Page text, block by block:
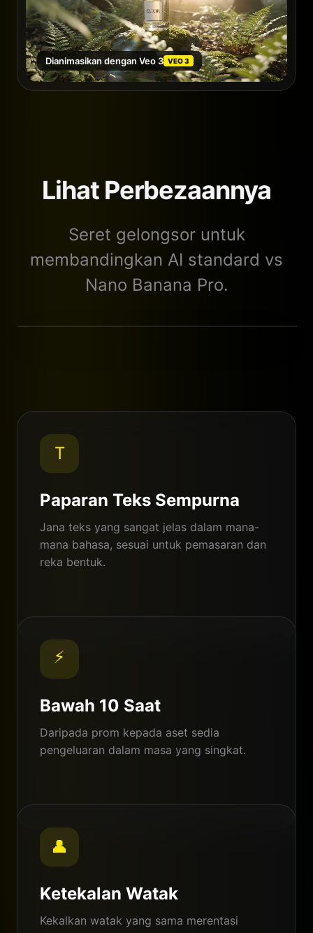
Dianimasikan dengan Veo 3 VEO 3
Lihat Perbezaannya
Seret gelongsor untuk
membandingkan AI standard vs
Nano Banana Pro.
T
Paparan Teks Sempurna
Jana teks yang sangat jelas dalam mana-
mana bahasa, sesuai untuk pemasaran dan
reka bentuk.
⚡
Bawah 10 Saat
Daripada prom kepada aset sedia
pengeluaran dalam masa yang singkat.
👤
Ketekalan Watak
Kekalkan watak yang sama merentasi